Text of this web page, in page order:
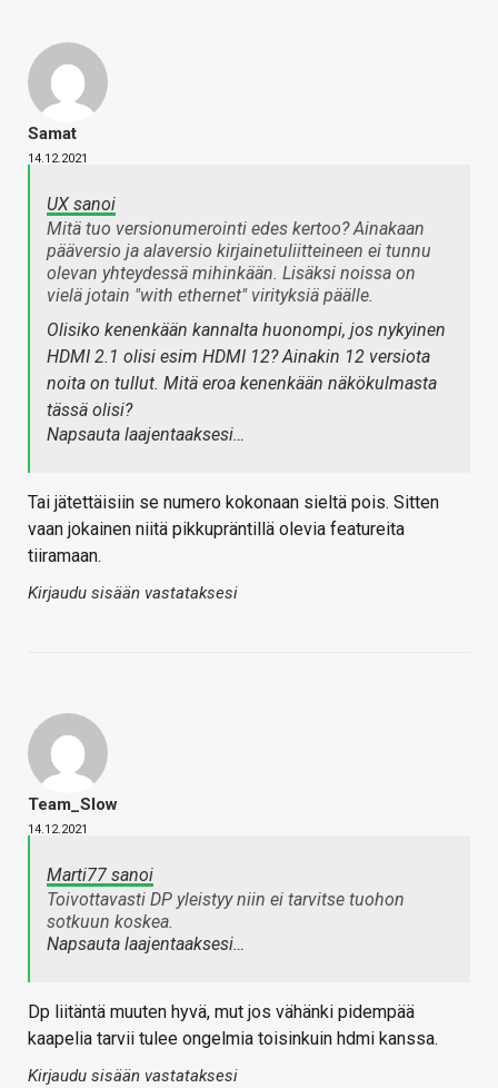
Samat
14.12.2021
UX sanoi
Mitä tuo versionumerointi edes kertoo? Ainakaan
pääversio ja alaversio kirjainetuliitteineen ei tunnu
olevan yhteydessä mihinkään. Lisäksi noissa on
vielä jotain "with ethernet" virityksiä päälle.
Olisiko kenenkään kannalta huonompi, jos nykyinen
HDMI 2.1 olisi esim HDMI 12? Ainakin 12 versiota
noita on tullut. Mitä eroa kenenkään näkökulmasta
tässä olisi?
Napsauta laajentaaksesi…
Tai jätettäisiin se numero kokonaan sieltä pois. Sitten
vaan jokainen niitä pikkupräntillä olevia featureita
tiiramaan.
Kirjaudu sisään vastataksesi
Team_Slow
14.12.2021
Marti77 sanoi
Toivottavasti DP yleistyy niin ei tarvitse tuohon
sotkuun koskea.
Napsauta laajentaaksesi…
Dp liitäntä muuten hyvä, mut jos vähänki pidempää
kaapelia tarvii tulee ongelmia toisinkuin hdmi kanssa.
Kirjaudu sisään vastataksesi